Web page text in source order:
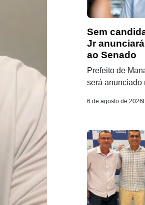
Sem
Jr
ao Senado
Prefeito de
será anunciado
6 de agosto de 2026